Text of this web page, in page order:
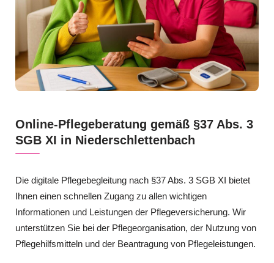
Online-Pflegeberatung gemäß §37 Abs. 3
SGB XI in Niederschlettenbach
Die digitale Pflegebegleitung nach §37 Abs. 3 SGB XI bietet
Ihnen einen schnellen Zugang zu allen wichtigen
Informationen und Leistungen der Pflegeversicherung. Wir
unterstützen Sie bei der Pflegeorganisation, der Nutzung von
Pflegehilfsmitteln und der Beantragung von Pflegeleistungen.